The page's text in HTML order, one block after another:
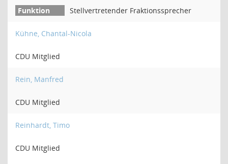
Stellvertretender Fraktionssprecher
Kühne, Chantal-Nicola
CDU Mitglied
Rein, Manfred
CDU Mitglied
Reinhardt, Timo
CDU Mitglied